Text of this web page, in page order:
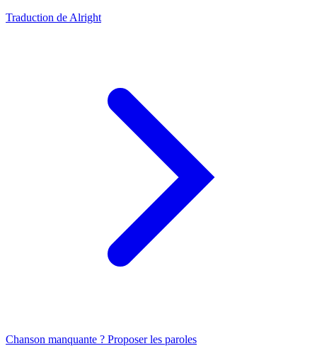
Traduction de Alright
Chanson manquante ? Proposer les paroles